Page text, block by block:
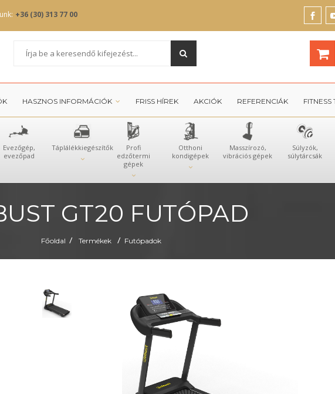
+36 (30) 313 77 00
HASZNOS INFORMÁCIÓK FRISS HÍREK AKCIÓK REFERENCIÁK
Evezőgép,
evezőpad
Táplálékkiegészítők
Profi
edzőtermi
gépek
Otthoni
kondigépek
Masszírozó,
vibrációs gépek
Súlyzók,
súlytárcsák
GT20 FUTÓPAD
Főoldal / Termékek / Futópadok